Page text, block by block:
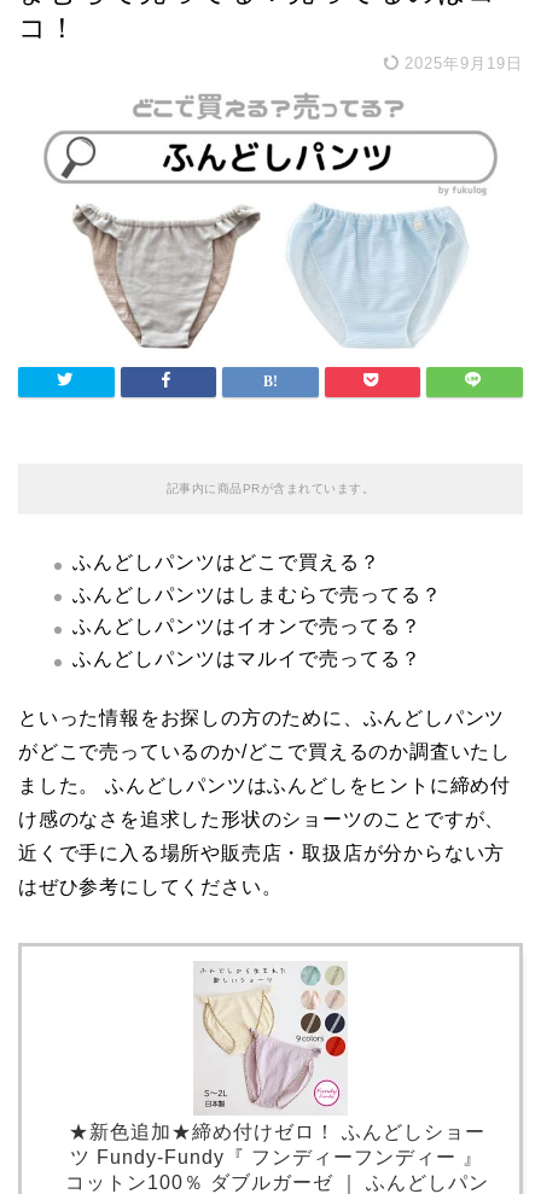
コ！
2025年9月19日
記事内に商品PRが含まれています。
ふんどしパンツはどこで買える？
ふんどしパンツはしまむらで売ってる？
ふんどしパンツはイオンで売ってる？
ふんどしパンツはマルイで売ってる？
といった情報をお探しの方のために、ふんどしパンツ
がどこで売っているのか/どこで買えるのか調査いたし
ました。 ふんどしパンツはふんどしをヒントに締め付
け感のなさを追求した形状のショーツのことですが、
近くで手に入る場所や販売店・取扱店が分からない方
はぜひ参考にしてください。
★新色追加★締め付けゼロ！ ふんどしショー
ツ Fundy-Fundy『 フンディーフンディー 』
コットン100％ ダブルガーゼ ｜ ふんどしパン